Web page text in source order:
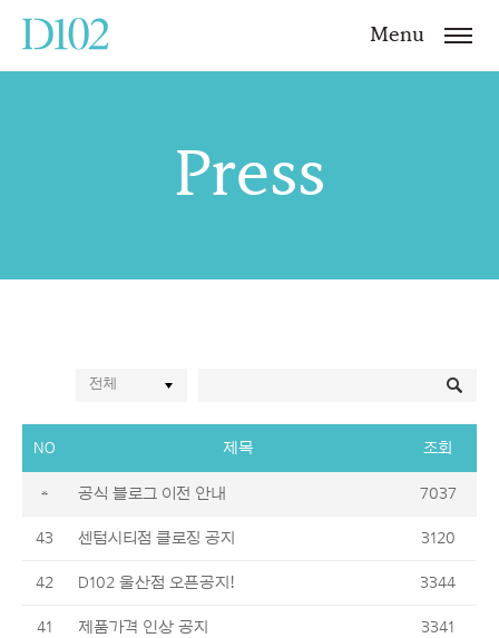
Menu
Press
전체
NO 제목 조회
* 공식 블로그 이전 안내 7037
43 센텀시티점 클로징 공지 3120
42 D102 울산점 오픈공지! 3344
41 제품가격 인상 공지 3341